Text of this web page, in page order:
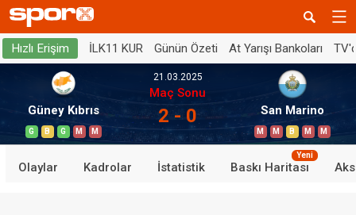
Hızlı Erişim İLK11 KUR Günün Özeti At Yarışı Bankoları
Güney Kıbrıs
G B G M M
21.03.2025
Maç Sonu
2 - 0 San Marino
M M B M M
Olaylar Kadrolar İstatistik Baskı Haritası
Yeni